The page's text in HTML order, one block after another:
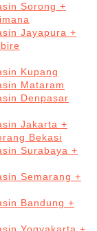
Sorong +
Jayapura +
Kupang
Mataram
Denpasar
Jakarta +
Bekasi
Surabaya +
Semarang +
Bandung +